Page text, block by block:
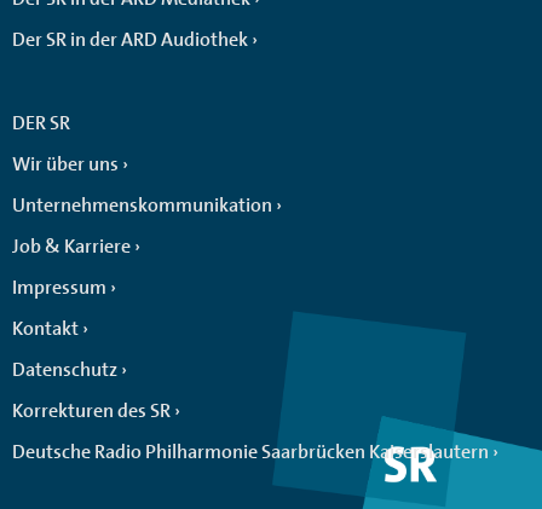
Der SR in der ARD Audiothek
DER SR
Wir über uns
Unternehmenskommunikation
Job & Karriere
Impressum
Kontakt
Datenschutz
Korrekturen des SR
Deutsche Radio Philharmonie Saarbrücken Kaiserslautern